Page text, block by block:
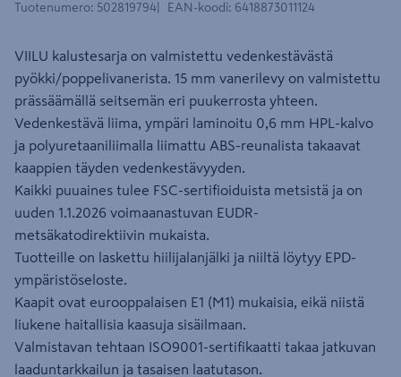
Tuotenumero: 502819794 EAN-koodi: 6418873011124
VIILU kalustesarja on valmistettu vedenkestävästä
pyökki/poppelivanerista. 15 mm vanerilevy on valmistettu
prässäämällä seitsemän eri puukerrosta yhteen.
Vedenkestävä liima, ympäri laminoitu 0,6 mm HPL-kalvo
ja polyuretaaniliimalla liimattu ABS-reunalista takaavat
kaappien täyden vedenkestävyyden.
Kaikki puuaines tulee FSC-sertifioiduista metsistä ja on
uuden 1.1.2026 voimaanastuvan EUDR-
metsäkatodirektiivin mukaista.
Tuotteille on laskettu hiilijalanjälki ja niiltä löytyy EPD-
ympäristöseloste.
Kaapit ovat eurooppalaisen E1 (M1) mukaisia, eikä niistä
liukene haitallisia kaasuja sisäilmaan.
Valmistavan tehtaan ISO9001-sertifikaatti takaa jatkuvan
laaduntarkkailun ja tasaisen laatutason.